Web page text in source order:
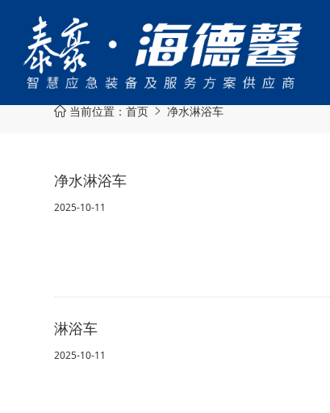
 当前位置：首页  净水淋浴车
净水淋浴车
2025-10-11
淋浴车
2025-10-11